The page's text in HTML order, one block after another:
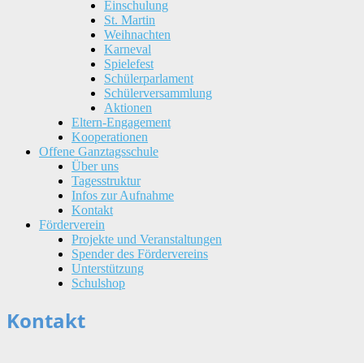
Einschulung
St. Martin
Weihnachten
Karneval
Spielefest
Schülerparlament
Schülerversammlung
Aktionen
Eltern-Engagement
Kooperationen
Offene Ganztagsschule
Über uns
Tagesstruktur
Infos zur Aufnahme
Kontakt
Förderverein
Projekte und Veranstaltungen
Spender des Fördervereins
Unterstützung
Schulshop
Kontakt